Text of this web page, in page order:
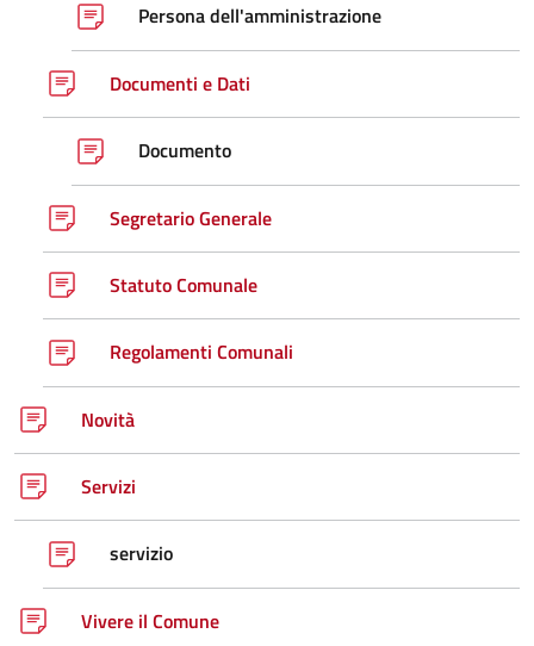
Persona dell'amministrazione
Documenti e Dati
Documento
Segretario Generale
Statuto Comunale
Regolamenti Comunali
Novità
Servizi
servizio
Vivere il Comune